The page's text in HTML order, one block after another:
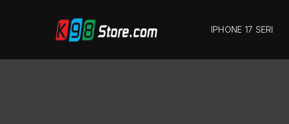
IPHONE 17 SERI